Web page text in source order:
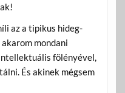
az a tipikus hideg-
mondani
fölényével,
És akinek mégsem